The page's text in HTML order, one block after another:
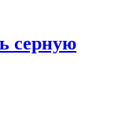
серную